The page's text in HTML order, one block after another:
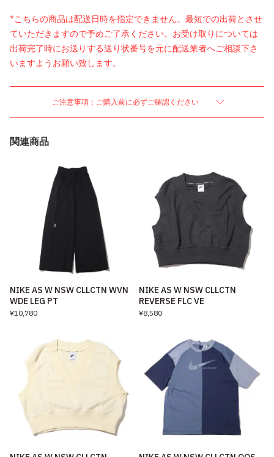
*こちらの商品は配送日時を指定できません。最短での出荷とさせ
ていただきますので予めご了承ください。お受け取りについては
出荷完了時にお送りする送り状番号を元に配送業者へご相談下さ
いますようお願い致します。
ご注意事項：ご購入前に必ずご確認ください
関連商品
NIKE AS W NSW CLLCTN WVN
WDE LEG PT
¥10,780
NIKE AS W NSW CLLCTN
REVERSE FLC VE
¥8,580